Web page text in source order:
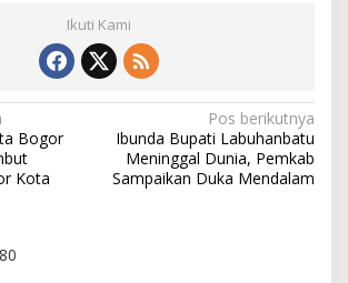
Ikuti Kami
Bogor
Kota
Pos berikutnya
Ibunda Bupati Labuhanbatu
Meninggal Dunia, Pemkab
Sampaikan Duka Mendalam